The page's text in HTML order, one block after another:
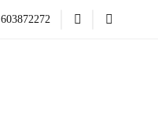
603872272
PROMOCJE/OUTLET 🏷️